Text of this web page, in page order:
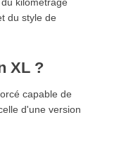
kilométrage
du style de
XL ?
capable de
d'une version